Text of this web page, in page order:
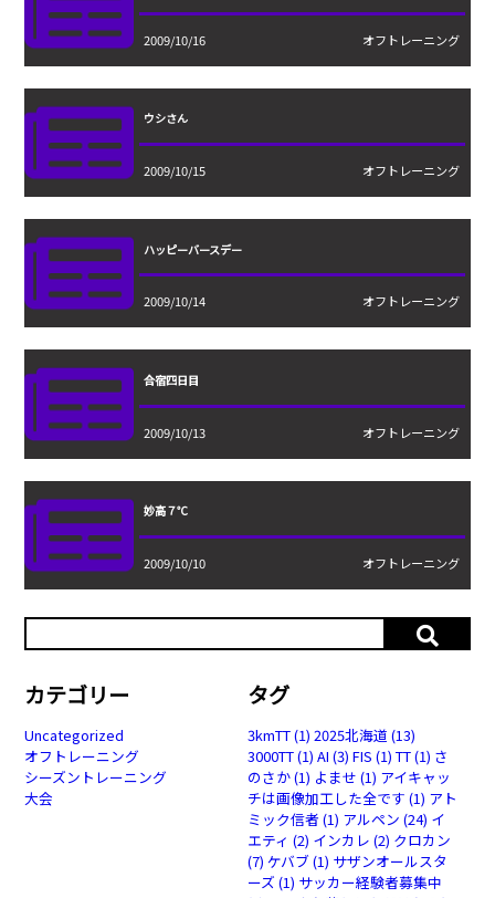
2009/10/16 オフトレーニング
ウシさん
2009/10/15 オフトレーニング
ハッピーバースデー
2009/10/14 オフトレーニング
合宿四日目
2009/10/13 オフトレーニング
妙高７℃
2009/10/10 オフトレーニング
カテゴリー
Uncategorized
オフトレーニング
シーズントレーニング
大会
タグ
3kmTT(1) 2025北海道 (13)
3000TT(1) AI (3) FIS (1) TT(1) さ
のさか(1) よませ (1) アイキャッ
チは画像加工した全です (1) アト
ミック信者 (1) アルペン (24) イ
エティ (2) インカレ (2) クロカン
(7) ケバブ(1) サザンオールスタ
ーズ (1) サッカー経験者募集中